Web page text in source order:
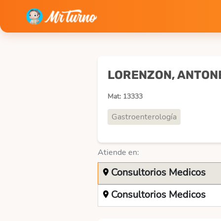
LORENZON,
Mat: 13333
Gastroenterología
Atiende en:
Consultorios Medicos
Consultorios Medicos